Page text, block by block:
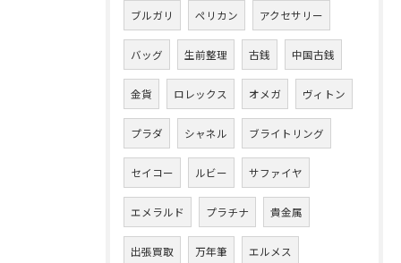
ブルガリ ペリカン アクセサリー
バッグ 生前整理 古銭 中国古銭
金貨 ロレックス オメガ ヴィトン
プラダ シャネル ブライトリング
セイコー ルビー サファイヤ
エメラルド プラチナ 貴金属
出張買取 万年筆 エルメス